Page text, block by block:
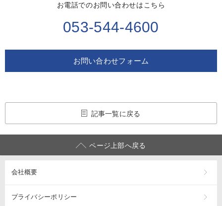
お電話でのお問い合わせはこちら
053-544-4600
お問い合わせフォーム
記事一覧に戻る
ページ上部へ戻る
会社概要
プライバシーポリシー